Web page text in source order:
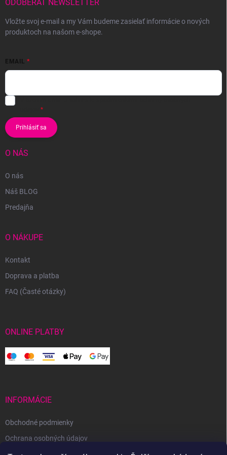
ODOBERAŤ NEWSLETTER
Vložte svoj e-mail a my Vám budeme zasielať informácie o nových
produktoch na našom e-shope.
EMAIL
Prihlásiť sa
O NÁS
O nás
Náš BLOG
Predajňa
O NÁKUPE
Kontakt
Doprava a platba
FAQ (Časté otázky)
ONLINE PLATBY
INFORMÁCIE
Obchodné podmienky
Ochrana osobných údajov